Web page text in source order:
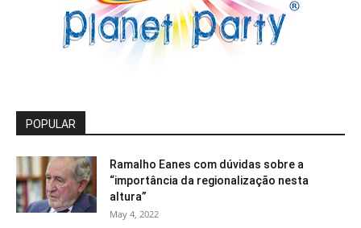
POPULAR
Ramalho Eanes com dúvidas sobre a
“importância da regionalização nesta
altura”
May 4, 2022